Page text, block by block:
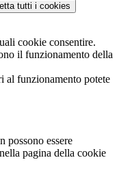
tutti i cookies
cookie consentire.
il funzionamento della
al funzionamento potete
possono essere
pagina della cookie